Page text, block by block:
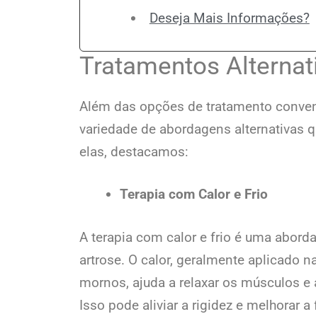
Deseja Mais Informações?
Tratamentos
Além das opções de tratamento
variedade de abordagens alternativas
elas, destacamos:
Terapia com Calor e Frio
A terapia com calor e frio é uma
artrose. O calor, geralmente aplicado
mornos, ajuda a relaxar os músculos
Isso pode aliviar a rigidez e melhorar